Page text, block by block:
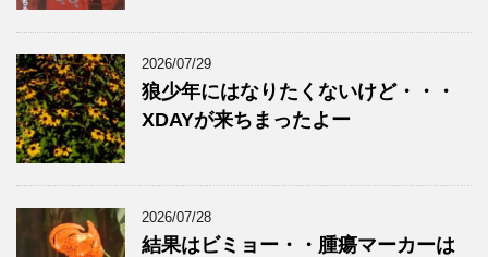
2026/07/29
狼少年にはなりたくないけど・・・
XDAYが来ちまったよー
2026/07/28
結果はビミョー・・腫瘍マーカーは